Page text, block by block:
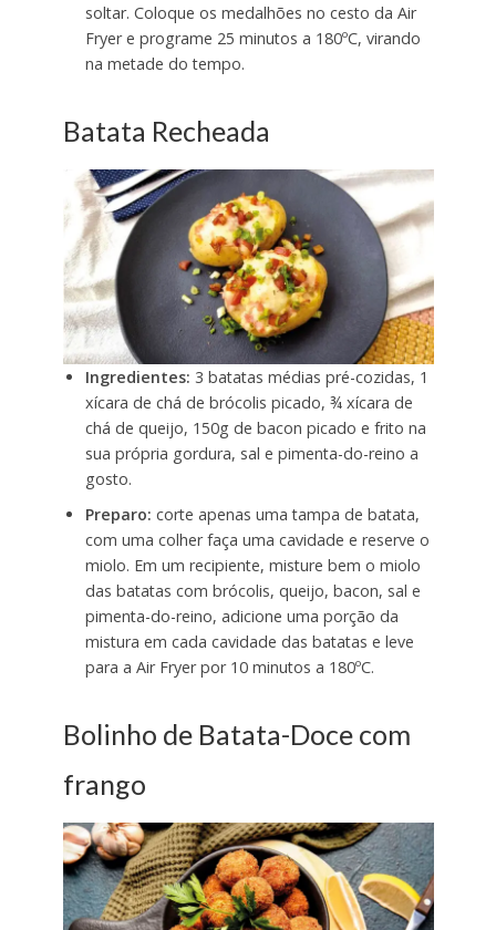
soltar. Coloque os medalhões no cesto da Air
Fryer e programe 25 minutos a 180ºC, virando
na metade do tempo.
Batata Recheada
Ingredientes: 3 batatas médias pré-cozidas, 1
xícara de chá de brócolis picado, ¾ xícara de
chá de queijo, 150g de bacon picado e frito na
sua própria gordura, sal e pimenta-do-reino a
gosto.
Preparo: corte apenas uma tampa de batata,
com uma colher faça uma cavidade e reserve o
miolo. Em um recipiente, misture bem o miolo
das batatas com brócolis, queijo, bacon, sal e
pimenta-do-reino, adicione uma porção da
mistura em cada cavidade das batatas e leve
para a Air Fryer por 10 minutos a 180ºC.
Bolinho de Batata-Doce com
frango